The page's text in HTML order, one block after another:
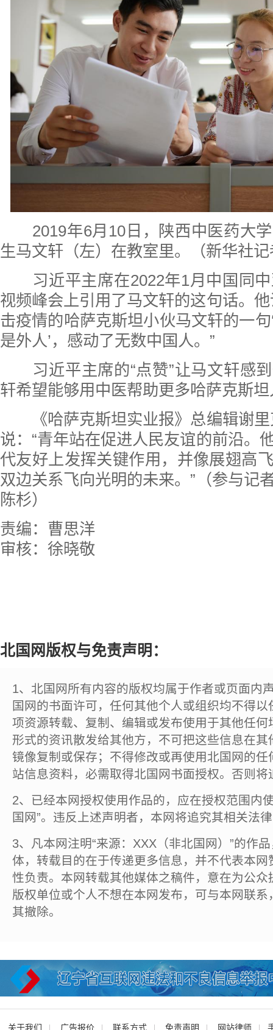
2019年6月10日，陕西中医药大
生马文轩（左）在教室里。（新华社
习近平主席在2022年1月中国同
视频峰会上引用了马文轩的这句话。
击疫情的哈萨克斯坦小伙马文轩的一
是外人’，感动了无数中国人。”
习近平主席的“点赞”让马文轩感
轩希望能够用中医帮助更多哈萨克斯
《哈萨克斯坦实业报》总编辑谢
说：“青年站在促进人民友谊的前沿。
代友好上发挥关键作用，并像展翅高
双边关系飞向光明的未来。”（参与记
陈杉）
责编：曹思洋
审核：徐晓敬
北国网版权与免责声明：
1、北国网所有内容的版权均属于作者或页面内
国网的书面许可，任何其他个人或组织均不得
项资源转载、复制、编辑或发布使用于其他任
形式的资讯散发给其他方，不可把这些信息在
镜像复制或保存；不得修改或再使用北国网的
站信息资料，必需取得北国网书面授权。否则将
2、已经本网授权使用作品的，应在授权范围内
国网”。违反上述声明者，本网将追究其相关法
3、凡本网注明“来源：XXX（非北国网）”的作
体，转载目的在于传递更多信息，并不代表本
性负责。本网转载其他媒体之稿件，意在为公
版权单位或个人不想在本网发布，可与本网联
其撤除。
关于我们 广告报价 联系方式 免责声明 网站律师